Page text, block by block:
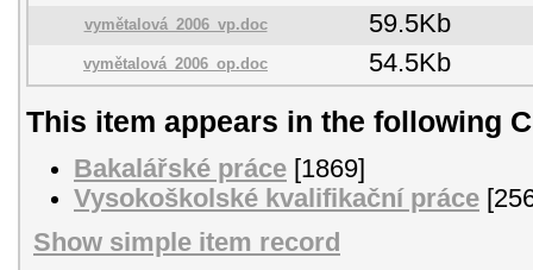
vymětalová_2006_vp.doc 59.5Kb
vymětalová_2006_op.doc 54.5Kb
This item appears in the following
Bakalářské práce [1869]
Vysokoškolské kvalifikační práce
Show simple item record